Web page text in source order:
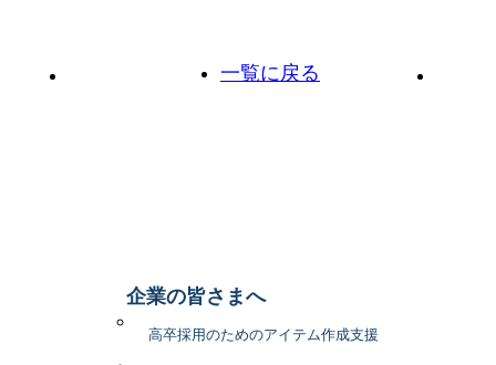
一覧に戻る
企業の皆さまへ
高卒採用のためのアイテム作成支援